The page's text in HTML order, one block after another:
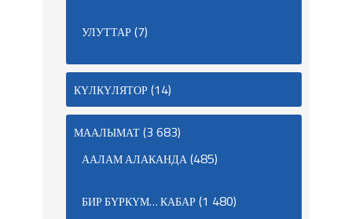
УЛУТТАР(7)
КҮЛКҮЛЯТОР(14)
МААЛЫМАТ(3 683)
ААЛАМ АЛАКАНДА(485)
БИР БҮРКҮМ… КАБАР(1 480)